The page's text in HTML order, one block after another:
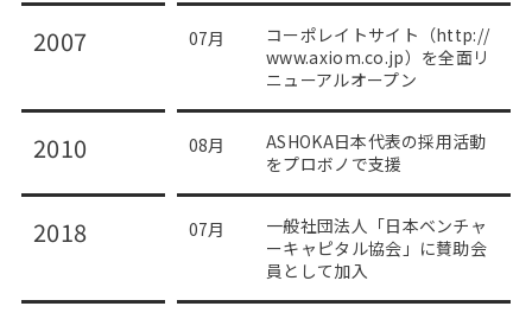
2007 07月
コーポレイトサイト（http://
www.axiom.co.jp）を全面リ
ニューアルオープン
2010 08月
ASHOKA日本代表の採用活動
をプロボノで支援
2018 07月
一般社団法人「日本ベンチャ
ーキャピタル協会」に賛助会
員として加入